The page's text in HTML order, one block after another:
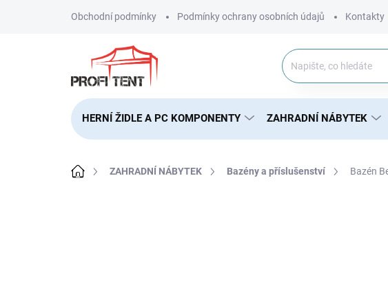
Obchodní podmínky Podmínky ochrany osobních údajů Kontakty
HERNÍ ŽIDLE A PC KOMPONENTY ZAHRADNÍ NÁBYTEK
Domů ZAHRADNÍ NÁBYTEK Bazény a příslušenství Bazén